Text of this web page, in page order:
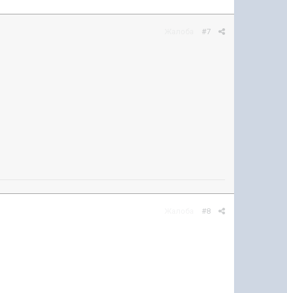
#7
#8